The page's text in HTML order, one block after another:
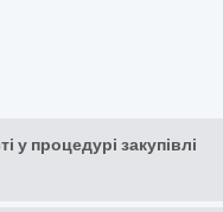
у процедурі закупівлі